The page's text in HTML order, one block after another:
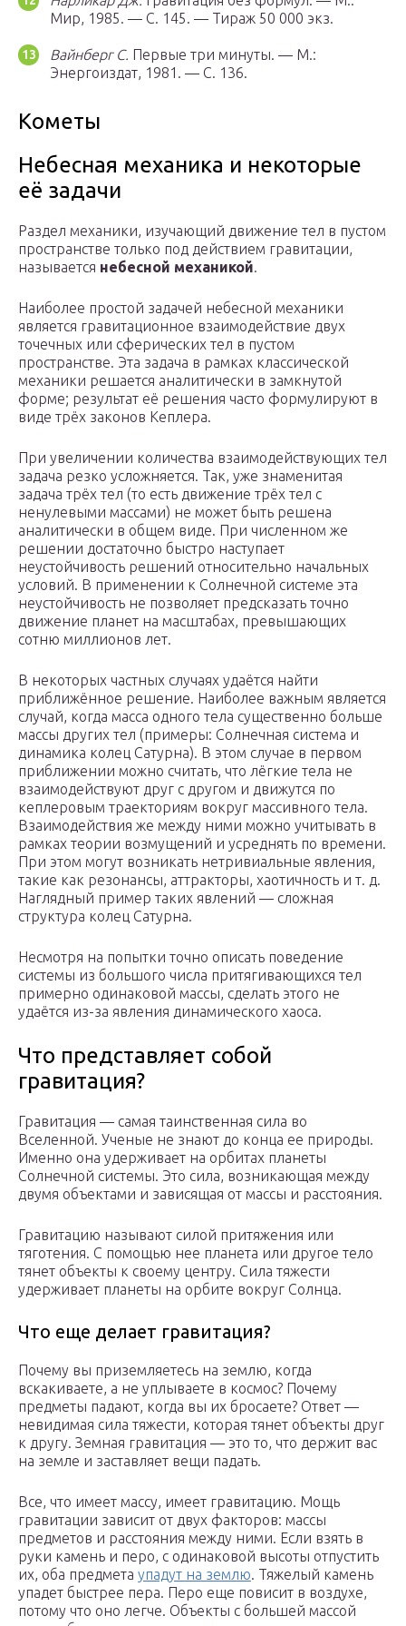
Мир, 1985. — С. 145. — Тираж 50 000 экз.
Вайнберг С. Первые три минуты. — М.:
Энергоиздат, 1981. — С. 136.
Кометы
Небесная механика и некоторые
её задачи
Раздел механики, изучающий движение тел в пустом
пространстве только под действием гравитации,
называется небесной механикой.
Наиболее простой задачей небесной механики
является гравитационное взаимодействие двух
точечных или сферических тел в пустом
пространстве. Эта задача в рамках классической
механики решается аналитически в замкнутой
форме; результат её решения часто формулируют в
виде трёх законов Кеплера.
При увеличении количества взаимодействующих тел
задача резко усложняется. Так, уже знаменитая
задача трёх тел (то есть движение трёх тел с
ненулевыми массами) не может быть решена
аналитически в общем виде. При численном же
решении достаточно быстро наступает
неустойчивость решений относительно начальных
условий. В применении к Солнечной системе эта
неустойчивость не позволяет предсказать точно
движение планет на масштабах, превышающих
сотню миллионов лет.
В некоторых частных случаях удаётся найти
приближённое решение. Наиболее важным является
случай, когда масса одного тела существенно больше
массы других тел (примеры: Солнечная система и
динамика колец Сатурна). В этом случае в первом
приближении можно считать, что лёгкие тела не
взаимодействуют друг с другом и движутся по
кеплеровым траекториям вокруг массивного тела.
Взаимодействия же между ними можно учитывать в
рамках теории возмущений и усреднять по времени.
При этом могут возникать нетривиальные явления,
такие как резонансы, аттракторы, хаотичность и т. д.
Наглядный пример таких явлений — сложная
структура колец Сатурна.
Несмотря на попытки точно описать поведение
системы из большого числа притягивающихся тел
примерно одинаковой массы, сделать этого не
удаётся из-за явления динамического хаоса.
Что представляет собой
гравитация?
Гравитация — самая таинственная сила во
Вселенной. Ученые не знают до конца ее природы.
Именно она удерживает на орбитах планеты
Солнечной системы. Это сила, возникающая между
двумя объектами и зависящая от массы и расстояния.
Гравитацию называют силой притяжения или
тяготения. С помощью нее планета или другое тело
тянет объекты к своему центру. Сила тяжести
удерживает планеты на орбите вокруг Солнца.
Что еще делает гравитация?
Почему вы приземляетесь на землю, когда
вскакиваете, а не уплываете в космос? Почему
предметы падают, когда вы их бросаете? Ответ —
невидимая сила тяжести, которая тянет объекты друг
к другу. Земная гравитация — это то, что держит вас
на земле и заставляет вещи падать.
Все, что имеет массу, имеет гравитацию. Мощь
гравитации зависит от двух факторов: массы
предметов и расстояния между ними. Если взять в
руки камень и перо, с одинаковой высоты отпустить
их, оба предмета упадут на землю. Тяжелый камень
упадет быстрее пера. Перо еще повисит в воздухе,
потому что оно легче. Объекты с большей массой